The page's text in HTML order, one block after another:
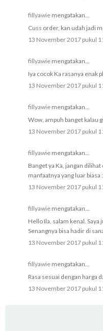
fillyawie mengatakan...
Cuss order, kan udah jadi
13 November 2017 pukul
fillyawie mengatakan...
Iya cocok Ka rasanya enak
13 November 2017 pukul
fillyawie mengatakan...
Wow, ampuh banget kalau
13 November 2017 pukul
fillyawie mengatakan...
Banget ya Ka, jangan
manfaatnya yang luar biasa
13 November 2017 pukul
fillyawie mengatakan...
Hello Ila, salam kenal.
Senangnya bisa hadir di
13 November 2017 pukul
fillyawie mengatakan...
Rasa sesuai dengan harga
13 November 2017 pukul